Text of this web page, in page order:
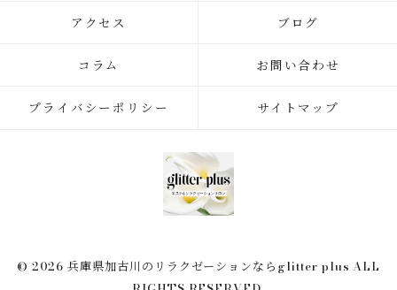
アクセス ブログ
コラム お問い合わせ
プライバシーポリシー サイトマップ
© 2026 兵庫県加古川のリラクゼーションならglitter plus ALL